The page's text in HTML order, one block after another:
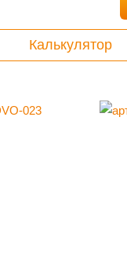
Калькулятор